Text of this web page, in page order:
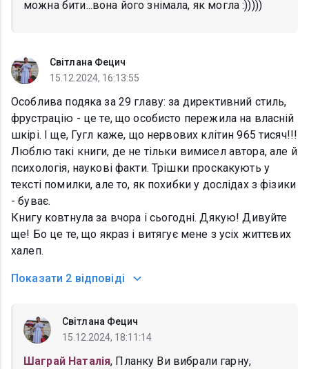
можна бити...вона його знімала, як могла :)))))
Світлана Фецич
15.12.2024, 16:13:55
Особлива подяка за 29 главу: за директивний стиль,
фрустрацію - це те, що особисто пережила на власній
шкірі. І ще, Гугл каже, що нервових клітин 965 тисяч!!!
Люблю такі книги, де не тільки вимисел автора, але й
психологія, наукові факти. Трішки проскакують у
тексті помилки, але то, як похибки у дослідах з фізики
- буває.
Книгу ковтнула за вчора і сьогодні. Дякую! Дивуйте
ще! Бо це те, що якраз і витягує мене з усіх життєвих
халеп.
Показати 2 відповіді
Світлана Фецич
15.12.2024, 18:11:14
Шаграй Наталія, Планку Ви вибрали гарну,